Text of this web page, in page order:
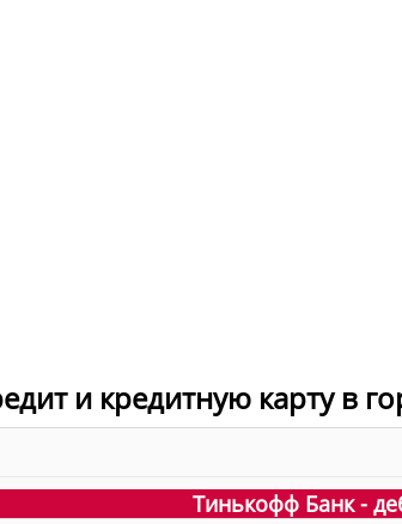
и кредитную карту в
Тинькофф Банк -